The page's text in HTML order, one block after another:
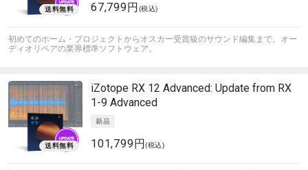
67,799円 (税込)
初めてのホーム・プロジェクトからオスカー受賞級のサウンド編集まで。オー
ディオリペアの業界標準ソフトウェア。
iZotope RX 12 Advanced: Update from RX
1-9 Advanced
101,799円(税込)